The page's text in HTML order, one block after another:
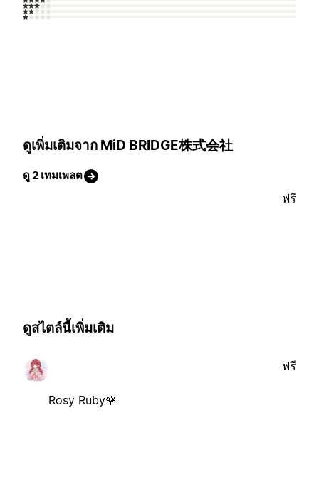
ดูเพิ่มเติมจาก MiD BRIDGE株式会社
ดู 2 เทมเพลต
ฟรี
ดูสไตล์นี้เพิ่มเติม
Rosy Ruby🌹
ฟรี